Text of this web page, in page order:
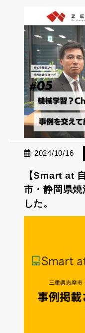
2024/10/16
【Smart at
市・静岡県焼
した。